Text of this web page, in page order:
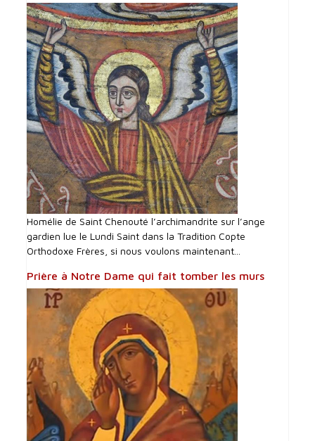
Homélie de Saint Chenouté l’archimandrite sur l’ange
gardien lue le Lundi Saint dans la Tradition Copte
Orthodoxe Frères, si nous voulons maintenant...
Prière à Notre Dame qui fait tomber les murs